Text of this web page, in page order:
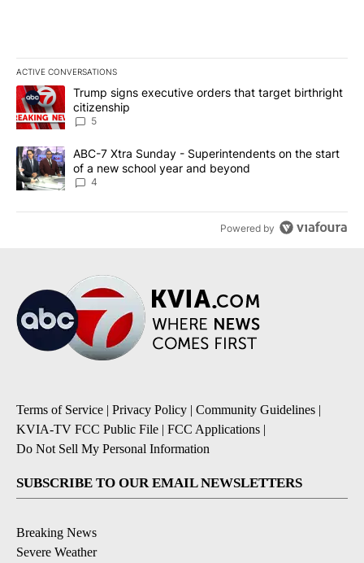
ACTIVE CONVERSATIONS
The following is a list of the most commented articles in the last
A trending article titled "Trump signs executive orders that
Trump signs executive orders that target birthright
citizenship
5
A trending article titled "ABC-7 Xtra Sunday - Superintendents
ABC-7 Xtra Sunday - Superintendents on the start
of a new school year and beyond
4
Powered by
Terms of Service | Privacy Policy | Community Guidelines |
KVIA-TV FCC Public File | FCC Applications |
Do Not Sell My Personal Information
SUBSCRIBE TO OUR EMAIL NEWSLETTERS
Breaking News
Severe Weather